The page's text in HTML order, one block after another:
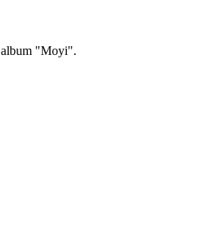
album "Moyi".